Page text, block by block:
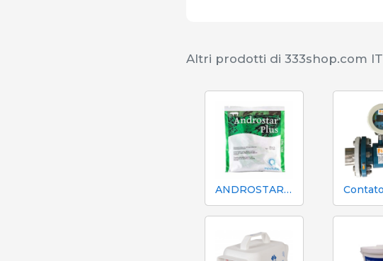
Altri prodotti di 333shop.com IT
ANDROSTAR PLUS 47 g / 100 L - Prolungatore di sperma a lunga durata